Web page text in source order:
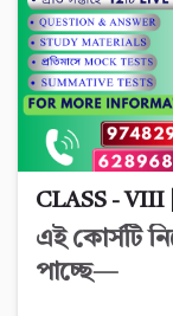
CLASS - VIII
এই কোর্সটি
পাচ্ছে—